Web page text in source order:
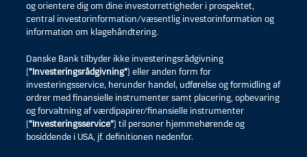
og orientere dig om dine investorrettigheder i prospektet,
central investorinformation/væsentlig investorinformation og
information om klagehåndtering.
Danske Bank tilbyder ikke investeringsrådgivning
(”Investeringsrådgivning”) eller anden form for
investeringsservice, herunder handel, udførelse og formidling af
ordrer med finansielle instrumenter samt placering, opbevaring
og forvaltning af værdipapirer/finansielle instrumenter
(”Investeringsservice”) til personer hjemmehørende og
bosiddende i USA, jf. definitionen nedenfor.